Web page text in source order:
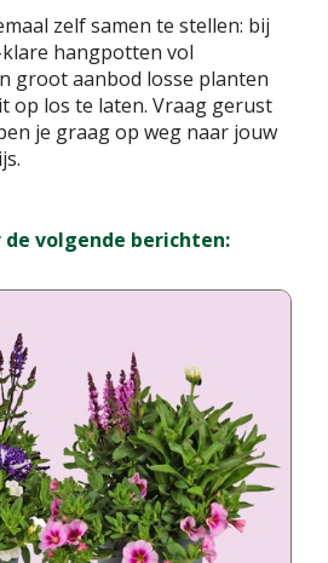
zelf samen te stellen: bij
hangpotten vol
groot aanbod losse planten
op los te laten. Vraag gerust
je graag op weg naar jouw
de volgende berichten: